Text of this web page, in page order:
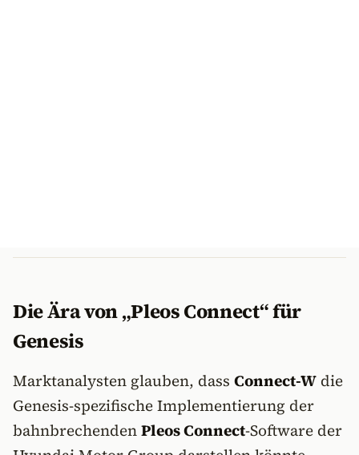
Die Ära von „Pleos Connect“ für
Genesis
Marktanalysten glauben, dass Connect-W die
Genesis-spezifische Implementierung der
bahnbrechendenPleos Connect-Software der